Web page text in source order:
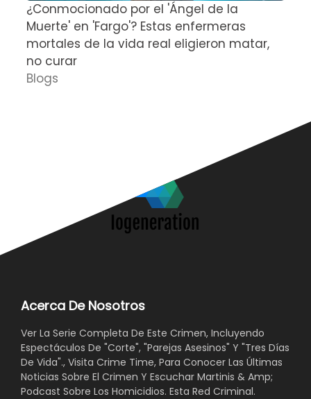
¿Conmocionado por el 'Ángel de la
Muerte' en 'Fargo'? Estas enfermeras
mortales de la vida real eligieron matar,
no curar
Blogs
Acerca De Nosotros
Ver La Serie Completa De Este Crimen, Incluyendo
Espectáculos De "Corte", "Parejas Asesinos" Y "Tres Días
De Vida"., Visita Crime Time, Para Conocer Las Últimas
Noticias Sobre El Crimen Y Escuchar Martinis & Amp;
Podcast Sobre Los Homicidios. Esta Red Criminal.